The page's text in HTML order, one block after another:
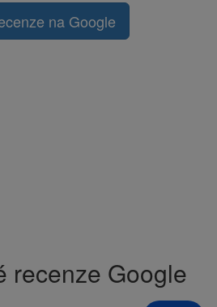
na Google
recenze Google